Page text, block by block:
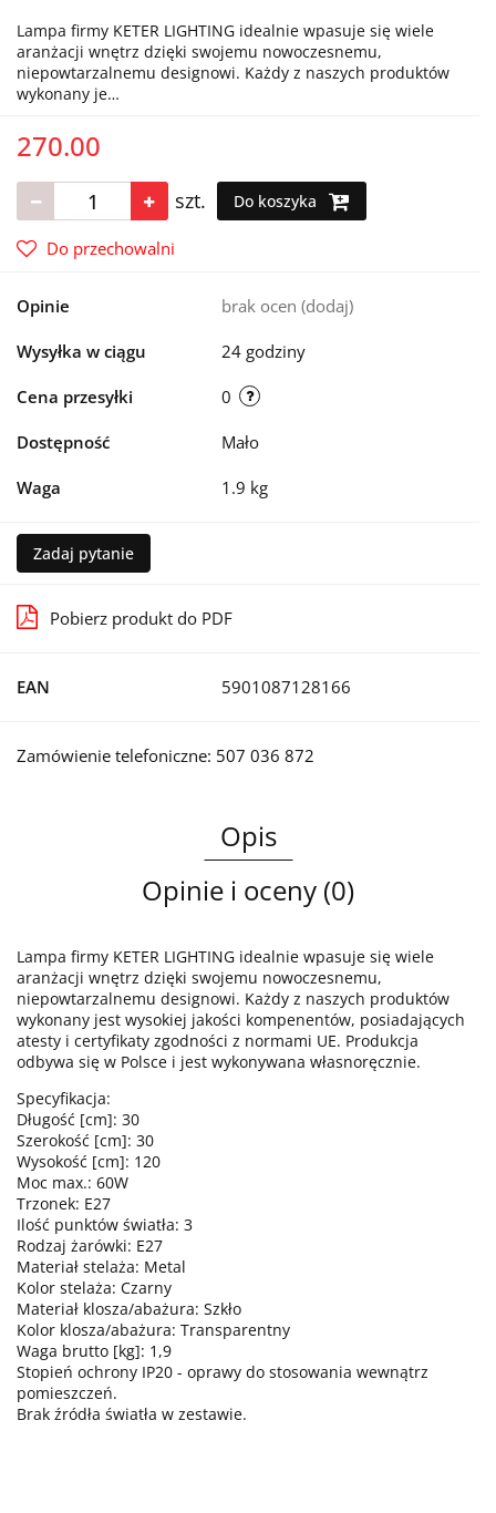
Lampa firmy KETER LIGHTING idealnie wpasuje się wiele
aranżacji wnętrz dzięki swojemu nowoczesnemu,
niepowtarzalnemu designowi. Każdy z naszych produktów
wykonany je…
270.00
szt. Do koszyka
Do przechowalni
Opinie brak ocen (dodaj)
Wysyłka w ciągu 24 godziny
Cena przesyłki 0
Dostępność Mało
Waga 1.9 kg
Zadaj pytanie
Pobierz produkt do PDF
EAN 5901087128166
Zamówienie telefoniczne: 507 036 872
Opis
Opinie i oceny (0)
Lampa firmy KETER LIGHTING idealnie wpasuje się wiele
aranżacji wnętrz dzięki swojemu nowoczesnemu,
niepowtarzalnemu designowi. Każdy z naszych produktów
wykonany jest wysokiej jakości kompenentów, posiadających
atesty i certyfikaty zgodności z normami UE. Produkcja
odbywa się w Polsce i jest wykonywana własnoręcznie.
Specyfikacja:
Długość [cm]: 30
Szerokość [cm]: 30
Wysokość [cm]: 120
Moc max.: 60W
Trzonek: E27
Ilość punktów światła: 3
Rodzaj żarówki: E27
Materiał stelaża: Metal
Kolor stelaża: Czarny
Materiał klosza/abażura: Szkło
Kolor klosza/abażura: Transparentny
Waga brutto [kg]: 1,9
Stopień ochrony IP20 - oprawy do stosowania wewnątrz
pomieszczeń.
Brak źródła światła w zestawie.